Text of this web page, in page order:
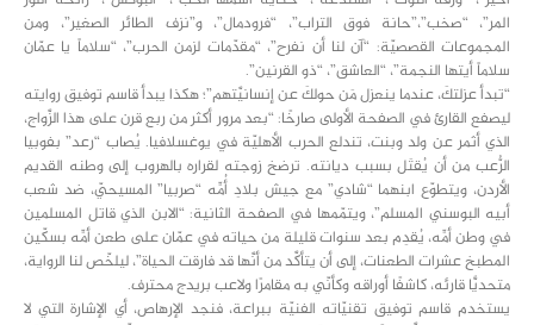
المر”، “صخب”،”حانة فوق التراب”، “فرودمال”، و”نزف الطائر الصغير”، ومن
المجموعات القصصيّة: “آن لنا أن نفرح”، “مقدّمات لزمن الحرب”، “سلاماً يا عمّان
سلاماً أيتها النجمة”، “العاشق”، “ذو القرنين”.
“تبدأ عزلتكَ، عندما ينعزل مَن حولكَ عن إنسانيَّتهم”؛ هكذا يبدأ قاسم توفيق روايته
ليصفع القارئ في الصفحة الأولى صارخًا: “بعد مرور أكثر من ربع قرن على هذا الزَّواج،
الذي أثمر عن ولد وبنت، تندلع الحرب الأهليّة في يوغسلافيا. يُصاب “رعد” بفوبيا
الرُّعب من أن يُقتَل بسبب ديانته. ترضخ زوجته لقراره بالهروب إلى وطنه القديم
الأردن، ويتطوّع ابنهما “شادي” مع جيش بلادِ أُمِّه “صربيا” المسيحيّ، ضد شعب
أبيه البوسني المسلم”، ويتمّمها في الصفحة الثانية: “الابن الذي قاتل المسلمين
في وطن أمِّه، يُقدِم بعد سنوات قليلة من حياته في عمّان على طعن أمِّه بسكّين
المطبخ عشرات الطعنات، إلى أن يتأكَّد من أنَّها قد فارقت الحياة”، ليلخّص لنا الرواية،
متحديًّا قارئه، كاشفًا أوراقه وكأنّي به مقامرًا ولاعب بريدج محترف.
يستخدم قاسم توفيق تقنيّاته الفنيّة ببراعة، فنجد الإرهاص، أي الإشارة التي لا